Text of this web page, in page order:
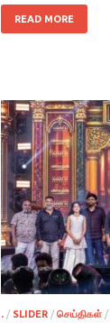
READ MORE
. / SLIDER / செய்திகள் /